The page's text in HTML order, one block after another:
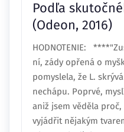
Podľa
(Odeon, 2016)
HODNOTENIE:
ní, zády opřená o
pomyslela, že L.
nechápu. Poprvé,
aniž jsem věděla
vyjádřit nějakým